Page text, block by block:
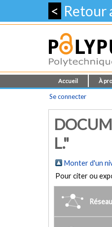
< Retour
Accueil À
Se connecter
L."
Monter d'un
Pour citer ou